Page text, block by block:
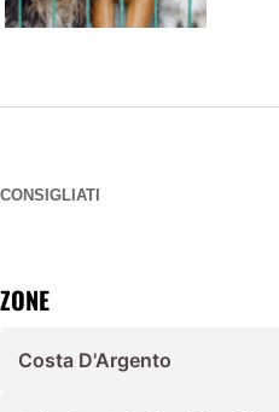
CONSIGLIATI
ZONE
Costa D'Argento